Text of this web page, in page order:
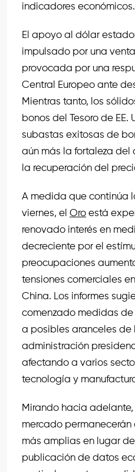
indicadores económicos.
El apoyo al dólar
impulsado por una
provocada por una
Central Europeo ante
Mientras tanto, los
bonos del Tesoro de EE.
subastas exitosas de
aún más la fortaleza del
la recuperación del
A medida que continúa
viernes, el Oro está
renovado interés en
decreciente por el
preocupaciones
tensiones comerciales en
China. Los informes
comenzado medidas
a posibles aranceles de
administración
afectando a varios
tecnología y
Mirando hacia
mercado
más amplias en lugar
publicación de datos